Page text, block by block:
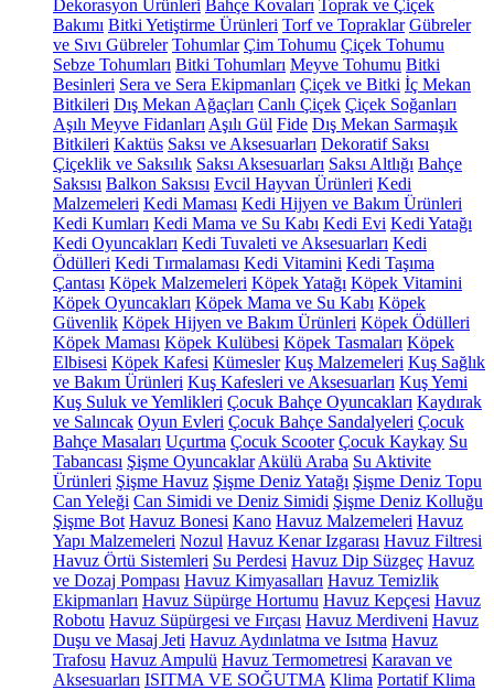
Dekorasyon Ürünleri Bahçe Kovaları Toprak ve Çiçek
Bakımı Bitki Yetiştirme Ürünleri Torf ve Topraklar Gübreler
ve Sıvı Gübreler Tohumlar Çim Tohumu Çiçek Tohumu
Sebze Tohumları Bitki Tohumları Meyve Tohumu Bitki
Besinleri Sera ve Sera Ekipmanları Çiçek ve Bitki İç Mekan
Bitkileri Dış Mekan Ağaçları Canlı Çiçek Çiçek Soğanları
Aşılı Meyve Fidanları Aşılı Gül Fide Dış Mekan Sarmaşık
Bitkileri Kaktüs Saksı ve Aksesuarları Dekoratif Saksı
Çiçeklik ve Saksılık Saksı Aksesuarları Saksı Altlığı Bahçe
Saksısı Balkon Saksısı Evcil Hayvan Ürünleri Kedi
Malzemeleri Kedi Maması Kedi Hijyen ve Bakım Ürünleri
Kedi Kumları Kedi Mama ve Su Kabı Kedi Evi Kedi Yatağı
Kedi Oyuncakları Kedi Tuvaleti ve Aksesuarları Kedi
Ödülleri Kedi Tırmalaması Kedi Vitamini Kedi Taşıma
Çantası Köpek Malzemeleri Köpek Yatağı Köpek Vitamini
Köpek Oyuncakları Köpek Mama ve Su Kabı Köpek
Güvenlik Köpek Hijyen ve Bakım Ürünleri Köpek Ödülleri
Köpek Maması Köpek Kulübesi Köpek Tasmaları Köpek
Elbisesi Köpek Kafesi Kümesler Kuş Malzemeleri Kuş Sağlık
ve Bakım Ürünleri Kuş Kafesleri ve Aksesuarları Kuş Yemi
Kuş Suluk ve Yemlikleri Çocuk Bahçe Oyuncakları Kaydırak
ve Salıncak Oyun Evleri Çocuk Bahçe Sandalyeleri Çocuk
Bahçe Masaları Uçurtma Çocuk Scooter Çocuk Kaykay Su
Tabancası Şişme Oyuncaklar Akülü Araba Su Aktivite
Ürünleri Şişme Havuz Şişme Deniz Yatağı Şişme Deniz Topu
Can Yeleği Can Simidi ve Deniz Simidi Şişme Deniz Kolluğu
Şişme Bot Havuz Bonesi Kano Havuz Malzemeleri Havuz
Yapı Malzemeleri Nozul Havuz Kenar Izgarası Havuz Filtresi
Havuz Örtü Sistemleri Su Perdesi Havuz Dip Süzgeç Havuz
ve Dozaj Pompası Havuz Kimyasalları Havuz Temizlik
Ekipmanları Havuz Süpürge Hortumu Havuz Kepçesi Havuz
Robotu Havuz Süpürgesi ve Fırçası Havuz Merdiveni Havuz
Duşu ve Masaj Jeti Havuz Aydınlatma ve Isıtma Havuz
Trafosu Havuz Ampulü Havuz Termometresi Karavan ve
Aksesuarları ISITMA VE SOĞUTMA Klima Portatif Klima